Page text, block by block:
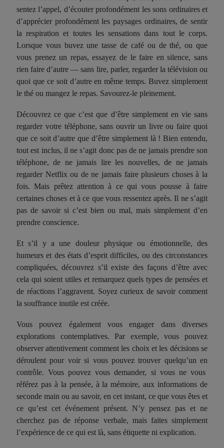
sentez l’appel, d’écouter profondément les sons ordinaires et
d’apprécier profondément les paysages ordinaires, de sentir
la respiration et toutes les sensations dans tout le corps.
Lorsque vous buvez une tasse de café ou de thé, ou que
vous prenez un repas, essayez de le faire en silence, sans
rien faire d’autre — sans lire, parler, regarder la télévision ou
quoi que ce soit d’autre en même temps. Buvez simplement
le thé ou mangez le repas. Savourez-le pleinement.
Découvrez ce que c’est que d’être simplement en vie sans
regarder votre téléphone, sansouvrir un livre ou faire quoi
que ce soit d’autre que d’être simplement là ! Bien entendu,
tout est inclus, il ne s’agit donc pas de ne jamais prendre son
téléphone, de ne jamais lire les nouvelles, de ne jamais
regarder Netflix ou de ne jamais faire plusieurs choses à la
fois. Mais prêtez attention à ce qui vous pousse à faire
certaines choses et à ce que vous ressentez après. Il ne s’agit
pas de savoir si c’est bien ou mal, mais simplement d’en
prendre conscience.
Et s’il y a une douleur physique ou émotionnelle, des
humeurs et des états d’esprit difficiles, ou descirconstances
compliquées,découvrez s’il existe des façons d’être avec
cela qui soient utileset remarquez quels types de pensées et
de réactions l’aggravent. Soyez curieux de savoir comment
la souffrance inutile est créée.
Vous pouvez également vous engager dans diverses
explorations contemplatives. Par exemple, vous pouvez
observer attentivement comment les choix et les décisions se
déroulent pour voir si vous pouvez trouver quelqu’un en
contrôle. Vous pouvez vous demander, si vous ne vous
référez pas à la pensée, à la mémoire, aux informations de
seconde main ou au savoir, en cet instant, ce que vous êtes et
ce qu’est cet événementprésent. N’y pensez pas et ne
cherchez pas de réponse verbale, mais faites simplement
l’expérience de ce qui est là, sans étiquette ni explication.